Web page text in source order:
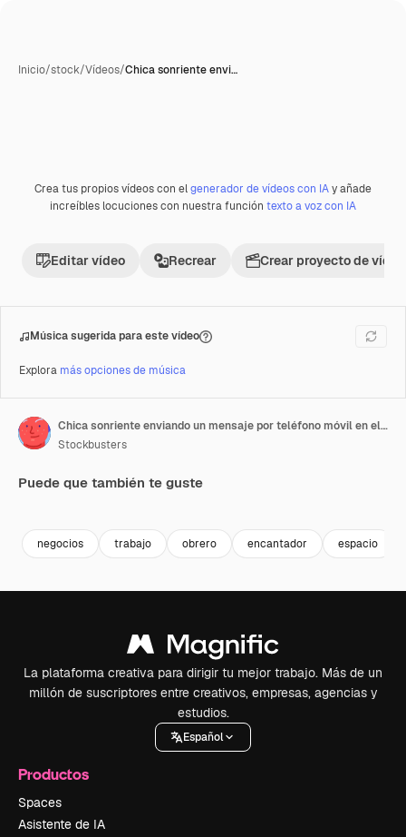
Inicio/stock/Vídeos/Chica sonriente envi…
Premium
Crea tus propios vídeos con elgenerador de vídeos con IAy añade
increíbles locuciones con nuestra función texto a voz con IA
Editar vídeo Recrear Crear proyecto de vídeo
Música sugerida para este vídeo
Explora más opciones de música
Chica sonriente enviando un mensaje por teléfono móvil en el espacio de coworking
Stockbusters
Puede que también te guste
negocios trabajo obrero encantador espacio
La plataforma creativa para dirigir tu mejor trabajo. Más de un
millón de suscriptores entre creativos, empresas, agencias y
estudios.
Español
Productos
Spaces
Asistente de IA